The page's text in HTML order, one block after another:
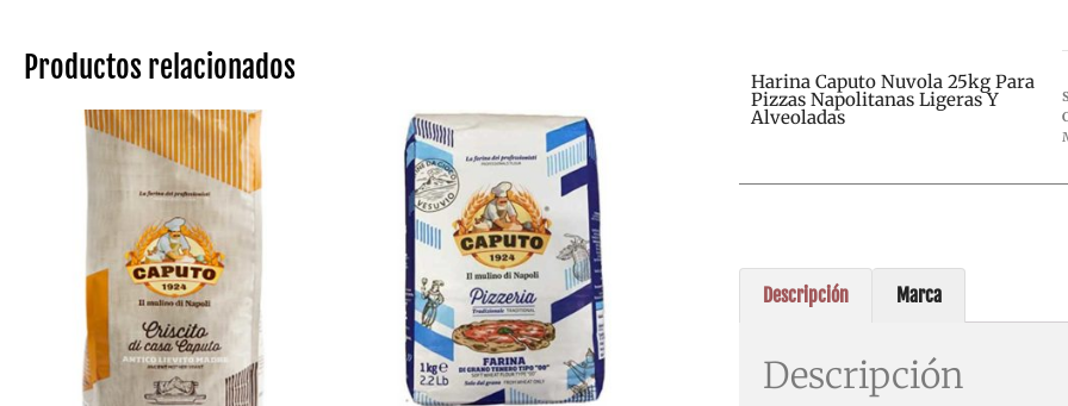
Productos relacionados Harina Caputo Nuvola 25kg Para
Pizzas Napolitanas Ligeras Y
Alveoladas
Descripción Marca
Descripción